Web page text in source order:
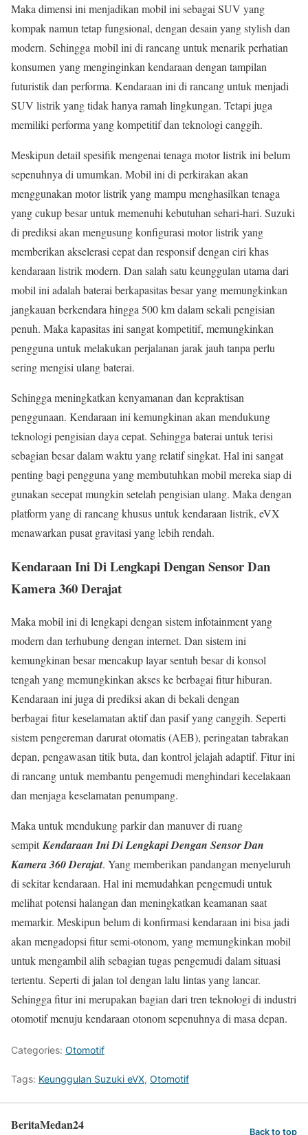
Maka dimensi ini menjadikan mobil ini sebagai SUV yang
kompak namun tetap fungsional, dengan desain yang stylish dan
modern. Sehingga mobil ini di rancang untuk menarik perhatian
konsumen yang menginginkan kendaraan dengan tampilan
futuristik dan performa. Kendaraan ini di rancang untuk menjadi
SUV listrik yang tidak hanya ramah lingkungan. Tetapi juga
memiliki performa yang kompetitif dan teknologi canggih.
Meskipun detail spesifik mengenai tenaga motor listrik ini belum
sepenuhnya di umumkan. Mobil ini di perkirakan akan
menggunakan motor listrik yang mampu menghasilkan tenaga
yang cukup besar untuk memenuhi kebutuhan sehari-hari. Suzuki
di prediksi akan mengusung konfigurasi motor listrik yang
memberikan akselerasi cepat dan responsif dengan ciri khas
kendaraan listrik modern. Dan salah satu keunggulan utama dari
mobil ini adalah baterai berkapasitas besar yang memungkinkan
jangkauan berkendara hingga 500 km dalam sekali pengisian
penuh. Maka kapasitas ini sangat kompetitif, memungkinkan
pengguna untuk melakukan perjalanan jarak jauh tanpa perlu
sering mengisi ulang baterai.
Sehingga meningkatkan kenyamanan dan kepraktisan
penggunaan. Kendaraan ini kemungkinan akan mendukung
teknologi pengisian daya cepat. Sehingga baterai untuk terisi
sebagian besar dalam waktu yang relatif singkat. Hal ini sangat
penting bagi pengguna yang membutuhkan mobil mereka siap di
gunakan secepat mungkin setelah pengisian ulang. Maka dengan
platform yang di rancang khusus untuk kendaraan listrik, eVX
menawarkan pusat gravitasi yang lebih rendah.
Kendaraan Ini Di Lengkapi Dengan Sensor Dan
Kamera 360 Derajat
Maka mobil ini di lengkapi dengan sistem infotainment yang
modern dan terhubung dengan internet. Dan sistem ini
kemungkinan besar mencakup layar sentuh besar di konsol
tengah yang memungkinkan akses ke berbagai fitur hiburan.
Kendaraan ini juga di prediksi akan di bekali dengan
berbagai fitur keselamatan aktif dan pasif yang canggih. Seperti
sistem pengereman darurat otomatis (AEB), peringatan tabrakan
depan, pengawasan titik buta, dan kontrol jelajah adaptif. Fitur ini
di rancang untuk membantu pengemudi menghindari kecelakaan
dan menjaga keselamatan penumpang.
Maka untuk mendukung parkir dan manuver di ruang
sempitKendaraan Ini Di Lengkapi Dengan Sensor Dan
Kamera 360 Derajat. Yang memberikan pandangan menyeluruh
di sekitar kendaraan. Hal ini memudahkan pengemudi untuk
melihat potensi halangan dan meningkatkan keamanan saat
memarkir. Meskipun belum di konfirmasi kendaraan ini bisa jadi
akan mengadopsi fitur semi-otonom, yang memungkinkan mobil
untuk mengambil alih sebagian tugas pengemudi dalam situasi
tertentu. Seperti di jalan tol dengan lalu lintas yang lancar.
Sehingga fitur ini merupakan bagian dari tren teknologi di industri
otomotif menuju kendaraan otonom sepenuhnya di masa depan.
Categories: Otomotif
Tags: Keunggulan Suzuki eVX, Otomotif
BeritaMedan24 Back to top